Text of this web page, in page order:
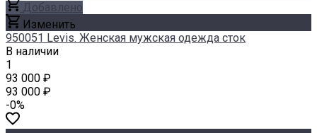
Добавлено
Изменить
950051 Levis. Женская мужская одежда сток
В наличии
1
93 000 ₽
93 000 ₽
-0%